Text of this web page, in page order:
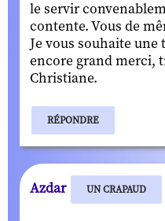
le servir
contente. Vous de
Je vous souhaite une
encore grand merci,
Christiane.
RÉPONDRE
Azdar UN CRAPAUD